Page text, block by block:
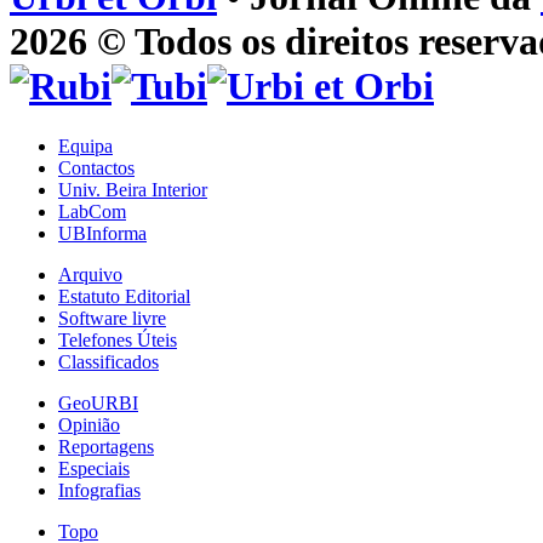
2026 © Todos os direitos
Equipa
Contactos
Univ. Beira Interior
LabCom
UBInforma
Arquivo
Estatuto Editorial
Software livre
Telefones Úteis
Classificados
GeoURBI
Opinião
Reportagens
Especiais
Infografias
Topo